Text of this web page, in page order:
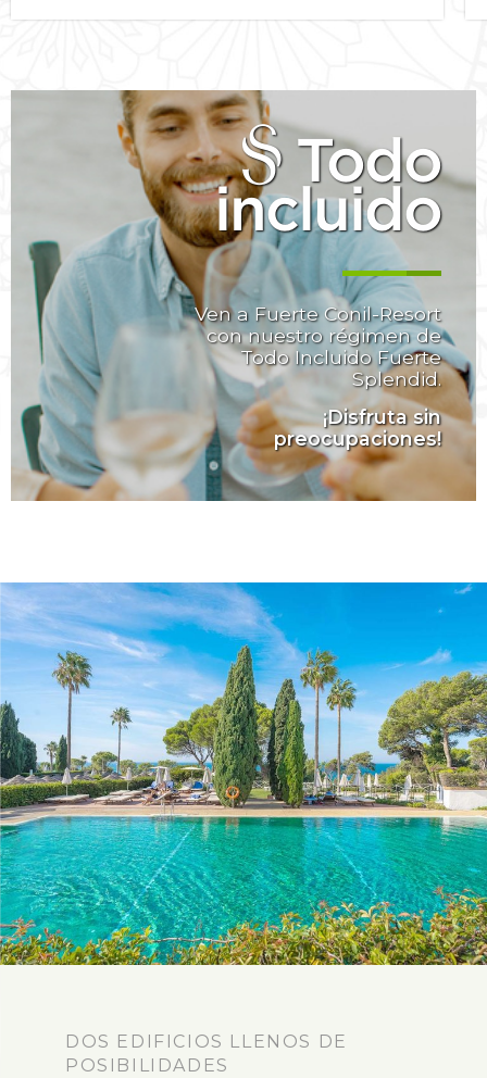
Todo
incluido
Ven a Fuerte Conil-Resort
con nuestro régimen de
Todo Incluido Fuerte
Splendid.
¡Disfruta sin
preocupaciones!
DOS EDIFICIOS LLENOS DE
POSIBILIDADES